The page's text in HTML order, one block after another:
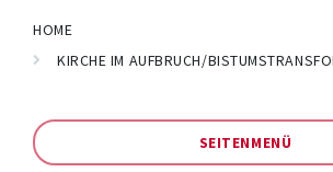
HOME
KIRCHE IM AUFBRUCH/
SEITENMENÜ